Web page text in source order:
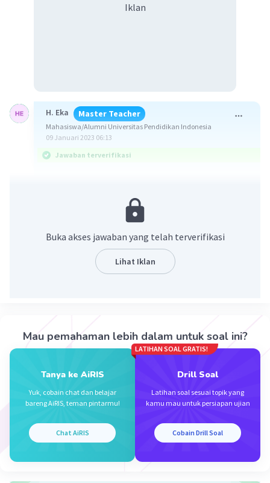
Iklan
H. Eka Master Teacher
Mahasiswa/Alumni Universitas Pendidikan Indonesia
09 Januari 2023 06:13
Jawaban terverifikasi
√(a×b) = √a × √b
Penyelesaian:
= √16×√3
Buka akses jawaban yang telah terverifikasi
Lihat Iklan
Mau pemahaman lebih dalam untuk soal ini?
Tanya ke AiRIS
Yuk, cobain chat dan belajar
bareng AiRIS, teman pintarmu!
Chat AiRIS
LATIHAN SOAL GRATIS!
Drill Soal
Latihan soal sesuai topik yang
kamu mau untuk persiapan ujian
Cobain Drill Soal